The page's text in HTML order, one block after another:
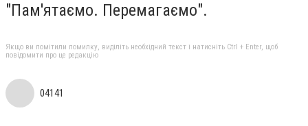
"Пам'ятаємо. Перемагаємо".
Якщо ви помітили помилку, виділіть необхідний текст і натисніть Ctrl + Enter, щоб
повідомити про це редакцію
04141